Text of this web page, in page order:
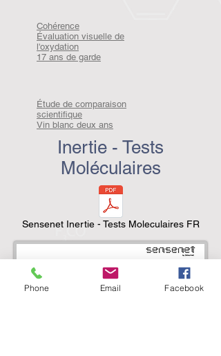
Cohérence
Évaluation visuelle de
l'oxydation
17 ans de garde
Étude de comparaison
scientifique
Vin blanc deux ans
Inertie - Tests
Moléculaires
Sensenet Inertie - Tests Moleculaires FR
Phone Email Facebook